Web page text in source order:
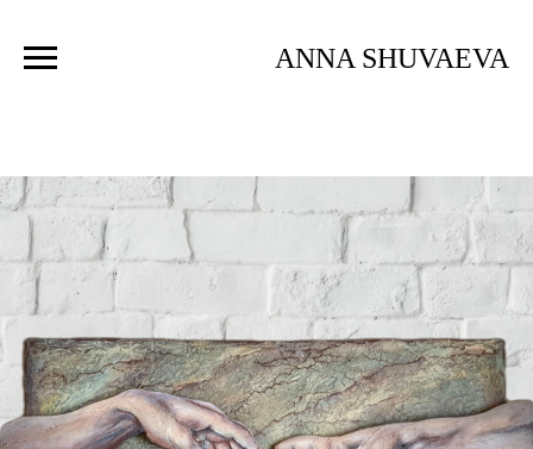
ANNA SHUVAEVA